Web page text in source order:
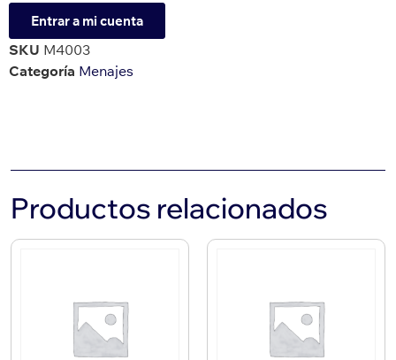
Entrar a mi cuenta
SKU M4003
Categoría Menajes
Productos relacionados